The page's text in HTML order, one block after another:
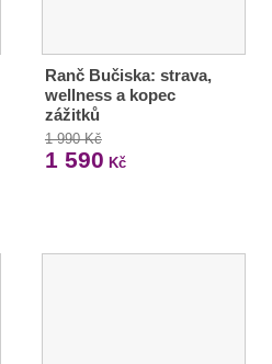
Ranč Bučiska: strava,
wellness a kopec
zážitků
1 990 Kč
1 590 Kč